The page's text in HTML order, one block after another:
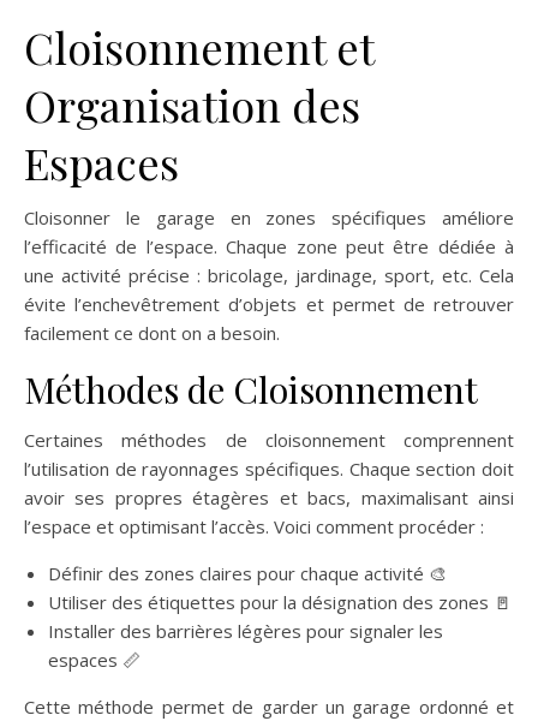
Cloisonnement et
Organisation des
Espaces
Cloisonner le garage en zones spécifiques améliore
l’efficacité de l’espace. Chaque zone peut être dédiée à
une activité précise : bricolage, jardinage, sport, etc. Cela
évite l’enchevêtrement d’objets et permet de retrouver
facilement ce dont on a besoin.
Méthodes de Cloisonnement
Certaines méthodes de cloisonnement comprennent
l’utilisation de rayonnages spécifiques. Chaque section doit
avoir ses propres étagères et bacs, maximalisant ainsi
l’espace et optimisant l’accès. Voici comment procéder :
Définir des zones claires pour chaque activité 🎨
Utiliser des étiquettes pour la désignation des zones 🚪
Installer des barrières légères pour signaler les
espaces 📏
Cette méthode permet de garder un garage ordonné et